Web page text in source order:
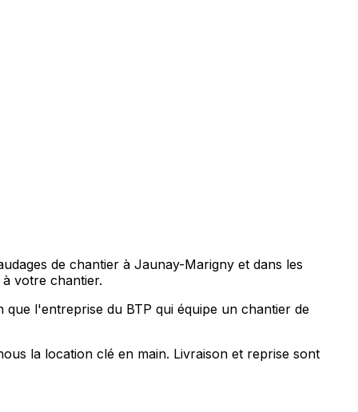
de chantier à Jaunay-Marigny et dans les
votre chantier.
l'entreprise du BTP qui équipe un chantier de
la location clé en main. Livraison et reprise sont